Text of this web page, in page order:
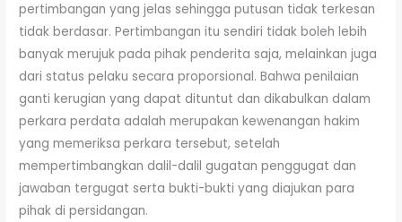
pertimbangan yang jelas sehingga putusan tidak terkesan
tidak berdasar. Pertimbangan itu sendiri tidak boleh lebih
banyak merujuk pada pihak penderita saja, melainkan juga
dari status pelaku secara proporsional. Bahwa penilaian
ganti kerugian yang dapat dituntut dan dikabulkan dalam
perkara perdata adalah merupakan kewenangan hakim
yang memeriksa perkara tersebut, setelah
mempertimbangkan dalil-dalil gugatan penggugat dan
jawaban tergugat serta bukti-bukti yang diajukan para
pihak di persidangan.